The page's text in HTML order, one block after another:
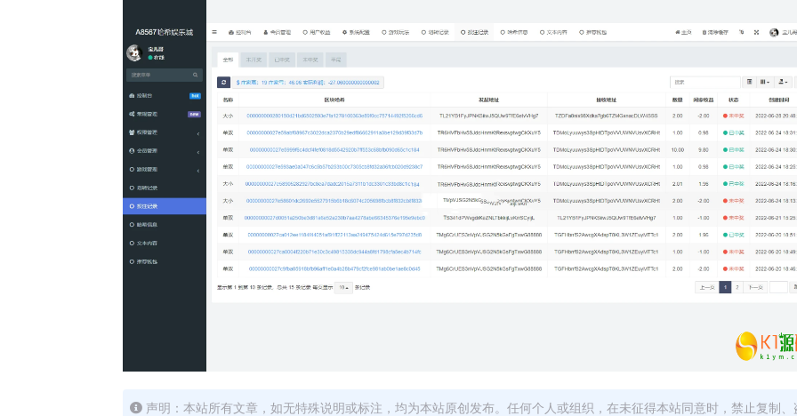
声明：本站所有文章，如无特殊说明或标注，均为本站原创发布。任何个人或组织，在未征得本站同意时，禁止复制、